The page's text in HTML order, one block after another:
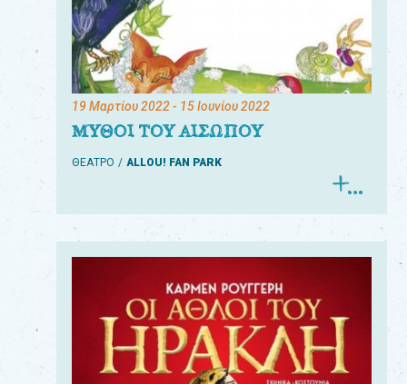
19 Μαρτίου 2022- 15 Ιουνίου 2022
ΜΥΘΟΙ ΤΟΥ ΑΙΣΩΠΟΥ
ΘΕΑΤΡΟ ALLOU! FAN PARK